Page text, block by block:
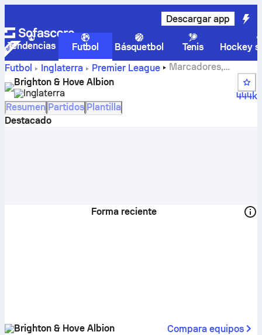
Descargar app
Tendencias Futbol Básquetbol Tenis
Hockey
Futbol
Inglaterra Premier League
Marcadores,
calendario, clasificación y estadísticas de los jugadores
de Brighton & Hove Albion.
Brighton & Hove Albion
Inglaterra
444k
Resumen Partidos Plantilla
Destacado
Forma reciente
Brighton & Hove Albion
Compara equipos